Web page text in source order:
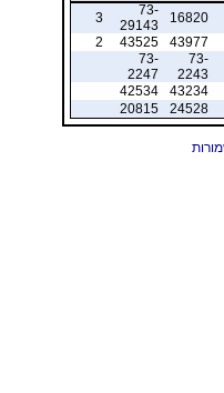
16820
73-
29143
3
43977
43525
2
73-
2243
73-
2247
43234
42534
24528
20815